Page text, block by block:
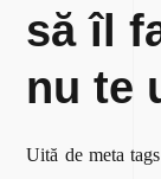
să îl
nu te
Uită de meta